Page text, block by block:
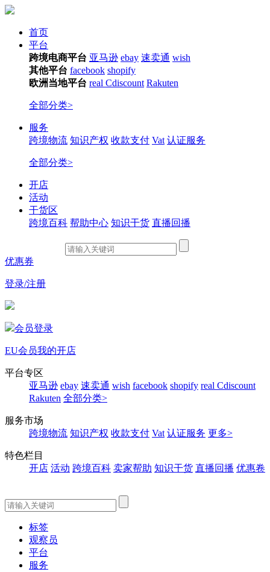
首页
平台
跨境电商平台 亚马逊 ebay 速卖通 wish
其他平台 facebook shopify
欧洲当地平台 real Cdiscount Rakuten
全部分类>
服务
跨境物流 知识产权 收款支付 Vat 认证服务
全部分类>
开店
活动
干货区
跨境百科 帮助中心 知识干货 直播回播
优惠券
登录/注册
会员登录
EU会员我的开店
平台专区
亚马逊 ebay 速卖通 wish facebook shopify real Cdiscount
Rakuten 全部分类>
服务市场
跨境物流 知识产权 收款支付 Vat 认证服务 更多>
特色栏目
开店 活动 跨境百科 卖家帮助 知识干货 直播回播 优惠卷
标签
观察员
平台
服务